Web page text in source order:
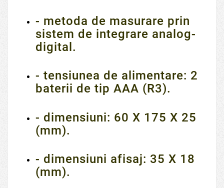
- metoda de masurare prin
sistem de integrare analog-
digital.
- tensiunea de alimentare: 2
baterii de tip AAA (R3).
- dimensiuni: 60 X 175 X 25
(mm).
- dimensiuni afisaj: 35 X 18
(mm).